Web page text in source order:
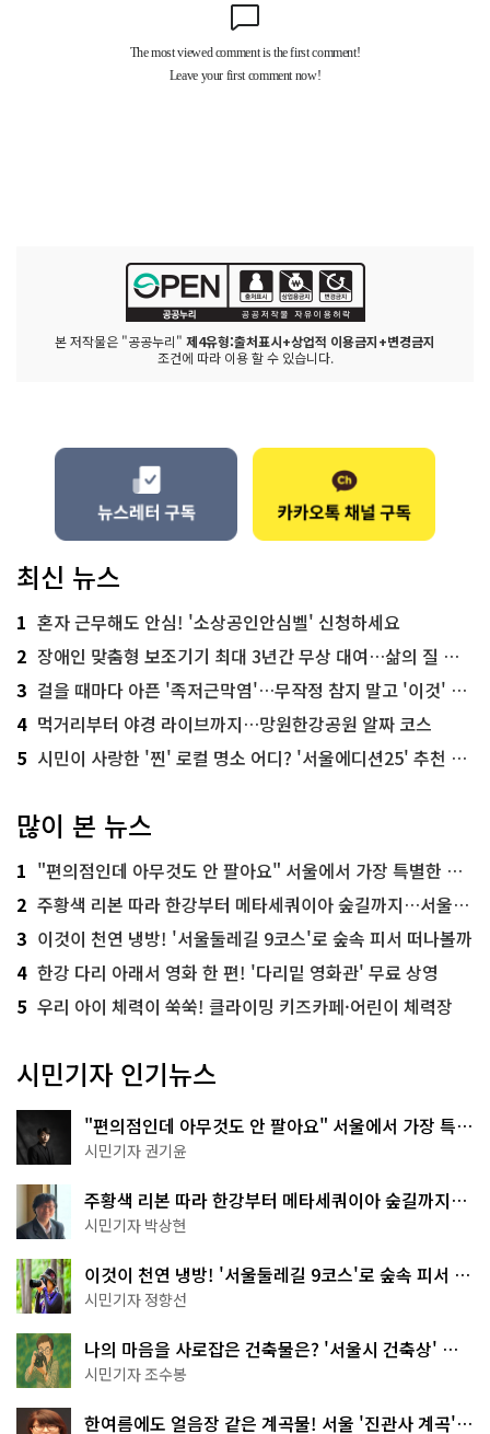
본 저작물은 "공공누리" 제4유형:출처표시+상업적 이용금지+변경금지
조건에 따라 이용 할 수 있습니다.
최신 뉴스
1 혼자 근무해도 안심! '소상공인안심벨' 신청하세요
2 장애인 맞춤형 보조기기 최대 3년간 무상 대여…삶의 질 높인다
3 걸을 때마다 아픈 '족저근막염'…무작정 참지 말고 '이것' 해보세요!
4 먹거리부터 야경 라이브까지…망원한강공원 알짜 코스
5 시민이 사랑한 '찐' 로컬 명소 어디? '서울에디션25' 추천 코스
많이 본 뉴스
1 "편의점인데 아무것도 안 팔아요" 서울에서 가장 특별한 편의점의 정체
2 주황색 리본 따라 한강부터 메타세쿼이아 숲길까지…서울둘레길 15코스
3 이것이 천연 냉방! '서울둘레길 9코스'로 숲속 피서 떠나볼까
4 한강 다리 아래서 영화 한 편! '다리밑 영화관' 무료 상영
5 우리 아이 체력이 쑥쑥! 클라이밍 키즈카페·어린이 체력장
시민기자 인기뉴스
"편의점인데 아무것도 안 팔아요" 서울에서 가장 특별
한 편의점의 정체
시민기자 권기윤
주황색 리본 따라 한강부터 메타세쿼이아 숲길까지…
서울둘레길 15코스
시민기자 박상현
이것이 천연 냉방! '서울둘레길 9코스'로 숲속 피서 떠
나볼까
시민기자 정향선
나의 마음을 사로잡은 건축물은? '서울시 건축상' 수
상작 공개!
시민기자 조수봉
한여름에도 얼음장 같은 계곡물! 서울 '진관사 계곡'이